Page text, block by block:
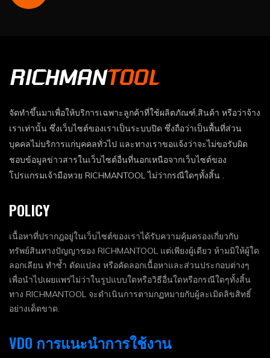
จัดทำขึ้นมาเพื่อให้บริการเฉพาะลูกค้าที่ใช้ผลิตภัณฑ์,สินค้า หรือว่าจ้าง
เราเท่านั้น ซึ่งเว็บไซต์ของเราเป็นระบบปิด ซึ่งถือว่าเป็นพื้นที่ส่วน
บุคคลไม่บริการแก่บุคคลทั่วไป และทางเราขอแจ้งว่าจะไม่ขอรับผิด
ชอบข้อมูลข่าวสารในเว็บไซต์อื่นที่นอกเหนือจากเว็บไซต์ของ
โปรแกรมเจ้ามือหวย RICHMANTOOL ไม่ว่ากรณีใดๆทั้งสิ้น .
POLICY
เนื้อหาที่ปรากฎอยู่ในเว็บไซต์ของเราได้รับความคุ้มครองเกี่ยวกับ
ทรัพย์สินทางปัญญาของ RICHMANTOOL แต่เพียงผู้เดียว ห้ามมิให้ผู้ใด
ลอกเลียน ทำซ้ำ ดัดแปลง หรือคัดลอกเนื้อหาและส่วนประกอบต่างๆ
เพื่อนำไปเผยแพร่ไม่ว่าในรูปแบบใดหรือวิธีอื่นใดหรือกรณีใดๆทั้งสิ้น
ทาง RICHMANTOOL จะดำเนินการตามกฏหมายกับผู้ละเมิดลิขสิทธิ์
อย่างเด็ดขาด.
VDO การแนะนำการใช้งาน